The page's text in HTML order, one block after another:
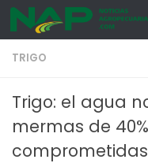
Skip to content
TRIGO
Trigo: el agua
mermas de
comprometidas